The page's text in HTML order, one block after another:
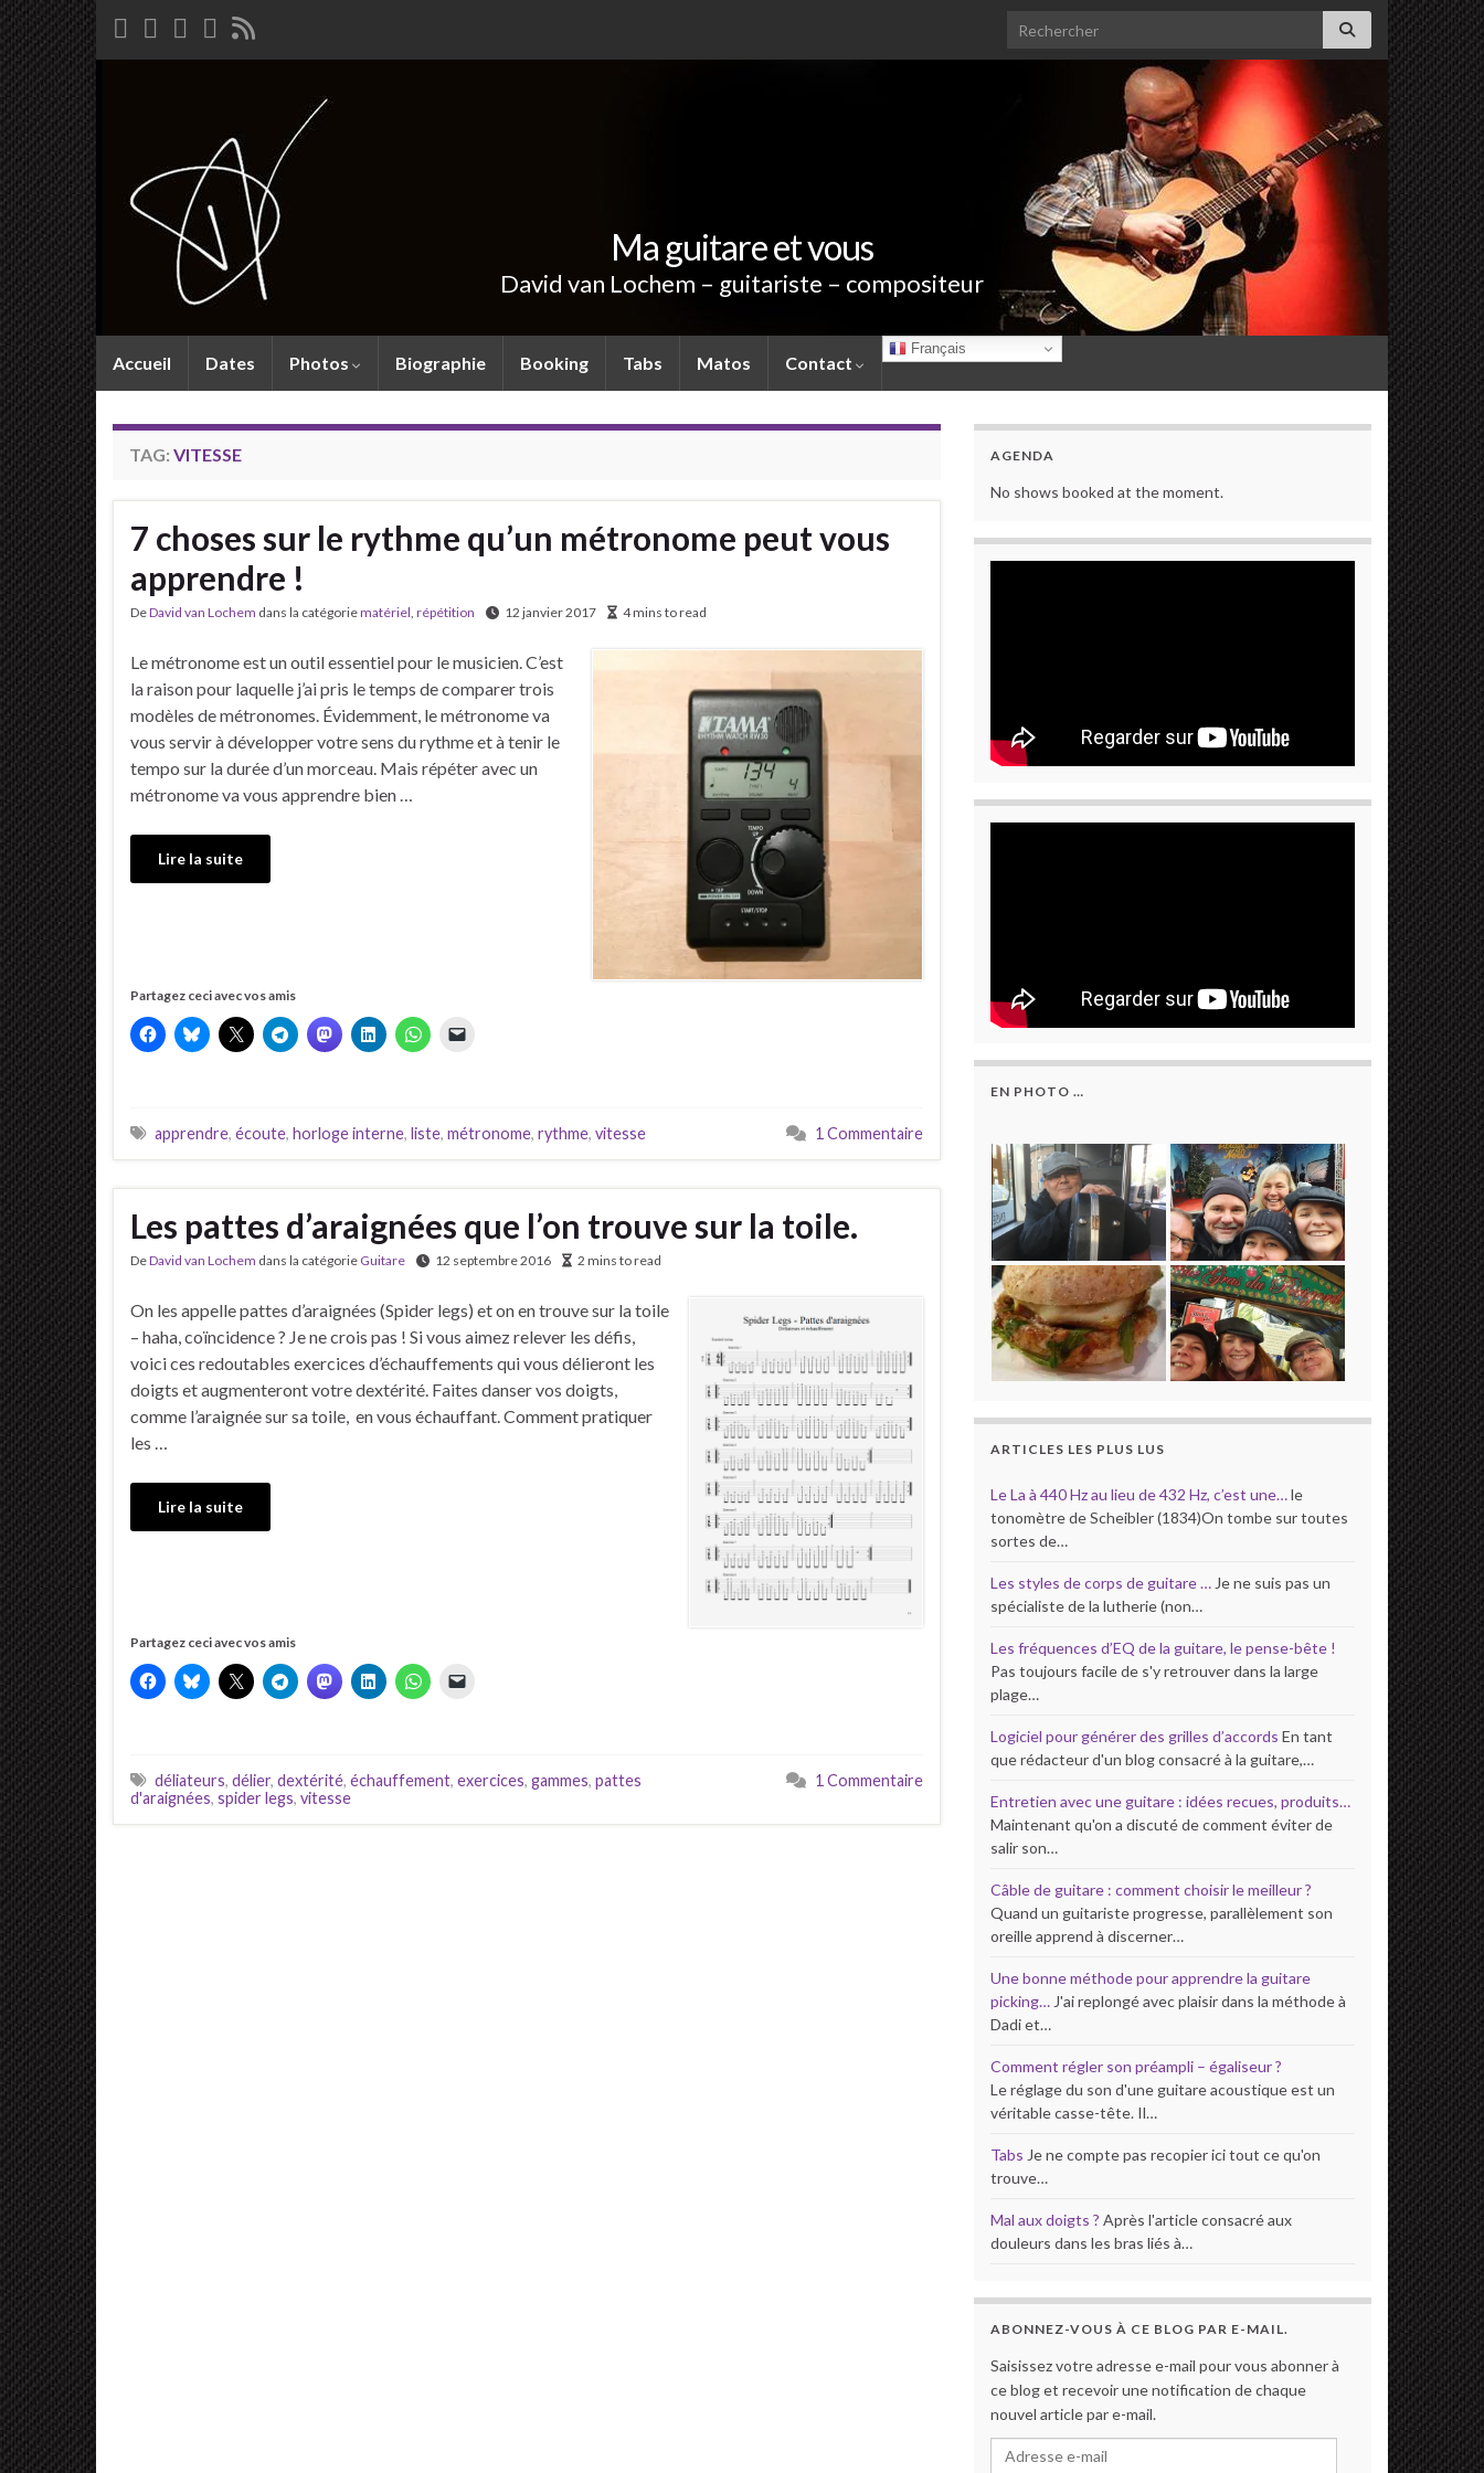
Search for:
Ma guitare et vous
David van Lochem – guitariste – compositeur
Accueil Dates Photos Biographie Booking Tabs Matos Contact
Français
TAG: VITESSE
7 choses sur le rythme qu’un métronome peut vous
apprendre !
DeDavid van Lochem dans la catégoriematériel, répétition 12 janvier 2017 4 mins to read
Le métronome est un outil essentiel pour le musicien. C’est
la raison pour laquelle j’ai pris le temps de comparer trois
modèles de métronomes. Évidemment, le métronome va
vous servir à développer votre sens du rythme et à tenir le
tempo sur la durée d’un morceau. Mais répéter avec un
métronome va vous apprendre bien …
Lire la suite
Partagez ceci avec vos amis
apprendre, écoute, horloge interne, liste, métronome, rythme, vitesse 1 Commentaire
Les pattes d’araignées que l’on trouve sur la toile.
DeDavid van Lochem dans la catégorie Guitare 12 septembre 2016 2 mins to read
On les appelle pattes d’araignées (Spider legs) et on en trouve sur la toile
– haha, coïncidence ? Je ne crois pas ! Si vous aimez relever les défis,
voici ces redoutables exercices d’échauffements qui vous délieront les
doigts et augmenteront votre dextérité. Faites danser vos doigts,
comme l’araignée sur sa toile, en vous échauffant. Comment pratiquer
les …
Lire la suite
Partagez ceci avec vos amis
déliateurs, délier, dextérité, échauffement, exercices, gammes, pattes
d'araignées, spider legs, vitesse
1 Commentaire
AGENDA
No shows booked at the moment.
EN PHOTO …
ARTICLES LES PLUS LUS
Le La à 440 Hz au lieu de 432 Hz, c’est une…le
tonomètre de Scheibler (1834)On tombe sur toutes
sortes de…
Les styles de corps de guitare … Je ne suis pas un
spécialiste de la lutherie (non…
Les fréquences d’EQ de la guitare, le pense-bête !
Pas toujours facile de s'y retrouver dans la large
plage…
Logiciel pour générer des grilles d’accords En tant
que rédacteur d'un blog consacré à la guitare,…
Entretien avec une guitare : idées recues, produits…
Maintenant qu'on a discuté de comment éviter de
salir son…
Câble de guitare : comment choisir le meilleur ?
Quand un guitariste progresse, parallèlement son
oreille apprend à discerner…
Une bonne méthode pour apprendre la guitare
picking… J'ai replongé avec plaisir dans la méthode à
Dadi et…
Comment régler son préampli – égaliseur ?
Le réglage du son d'une guitare acoustique est un
véritable casse-tête. Il…
Tabs Je ne compte pas recopier ici tout ce qu'on
trouve…
Mal aux doigts ? Après l'article consacré aux
douleurs dans les bras liés à…
ABONNEZ-VOUS À CE BLOG PAR E-MAIL.
Saisissez votre adresse e-mail pour vous abonner à
ce blog et recevoir une notification de chaque
nouvel article par e-mail.
Adresse e-mail